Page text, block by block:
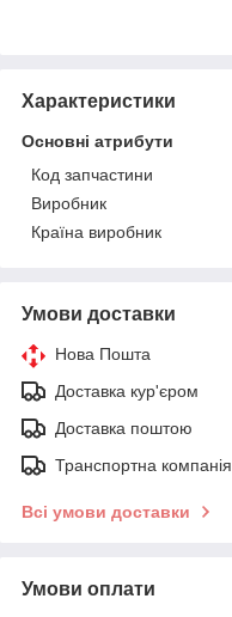
Характеристики
Основні атрибути
Код запчастини
Виробник
Країна виробник
Умови доставки
Нова Пошта
Доставка кур'єром
Доставка поштою
Транспортна компанія
Всі умови доставки
Умови оплати